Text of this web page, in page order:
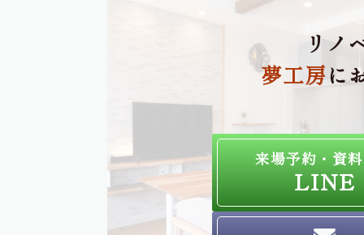
リノ
夢工房に
来場予約・資
LINE